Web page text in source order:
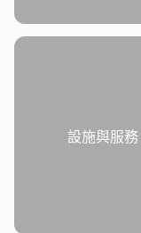
設施與服務